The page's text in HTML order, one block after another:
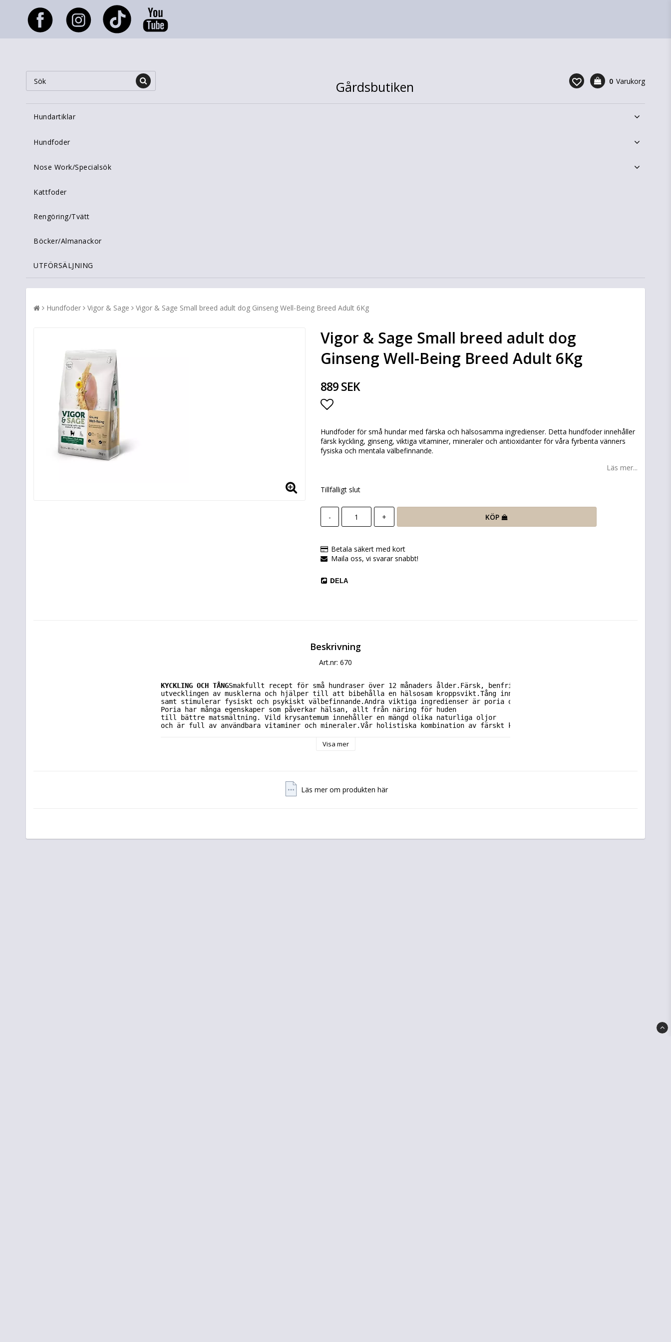
Gårdsbutiken 0 Varukorg
Hundartiklar
Hundfoder
Nose Work/Specialsök
Kattfoder
Rengöring/Tvätt
Böcker/Almanackor
UTFÖRSÄLJNING
Hundfoder Vigor & Sage Vigor & Sage Small breed adult dog Ginseng Well-Being Breed Adult 6Kg
Vigor & Sage Small breed adult dog
Ginseng Well-Being Breed Adult 6Kg
889 SEK
Lägg till i favoritlistan
Hundfoder för små hundar med färska och hälsosamma ingredienser. Detta hundfoder innehåller
färsk kyckling, ginseng, viktiga vitaminer, mineraler och antioxidanter för våra fyrbenta vänners
fysiska och mentala välbefinnande.
Läs mer...
Tillfälligt slut
- + KÖP
Betala säkert med kort
Maila oss, vi svarar snabbt!
DELA
Beskrivning
Art.nr: 670
KYCKLING OCH TÅNGSmakfullt recept för små hundraser över 12 månaders ålder.Färsk, benfri och mager kyckling innehåller mycket
utvecklingen av musklerna och hjälper till att bibehålla en hälsosam kroppsvikt.Tång innehåller essentiella aminosyror som
samt stimulerar fysiskt och psykiskt välbefinnande.Andra viktiga ingredienser är poria och vild krysantemum.
Poria har många egenskaper som påverkar hälsan, allt från näring för huden
till bättre matsmältning. Vild krysantemum innehåller en mängd olika naturliga oljor
och är full av användbara vitaminer och mineraler.Vår holistiska kombination av färskt kött, utvald frukt,
Färskt, benfritt kycklingkött (26,0%), torkad potatis, torkade ärtor,
torkad kyckling (14,6%), torkad betmassa, torkad sötpotatis, kycklingfett,
laxolja, cellulosa, bryggjäst, lecitin, inulin (källa till FOS) , tång (0,2%),
(järnsulfat, monohydrat) 70 mg, järn (järnkelat av glycinhydrat) 35 mg,
Visa mer
Läs mer om produkten här